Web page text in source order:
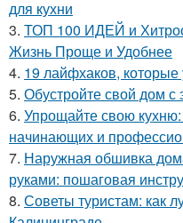
для кухни
3. ТОП 100 ИДЕЙ и
Жизнь Проще и Удобнее
4. 19 лайфхаков,
5. Обустройте свой дом
6. Упрощайте свою
начинающих и
7. Наружная обшивка
руками: пошаговая
8. Советы туристам: как